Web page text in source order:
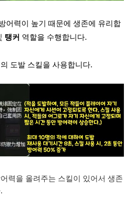
어력이 높기 때문에 생존에 유리합
탱커 역할을 수행합니다.
도발 스킬을 사용합니다.
력을 올려주는 스킬이 있어서 생존